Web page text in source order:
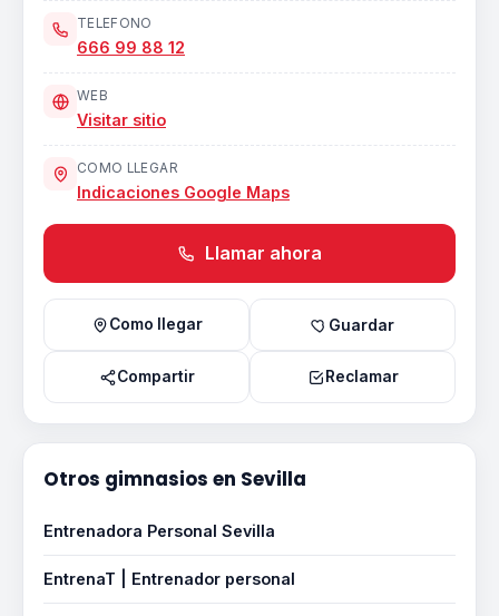
TELEFONO
666 99 88 12
WEB
Visitar sitio
COMO LLEGAR
Indicaciones Google Maps
Llamar ahora
Como llegar Guardar
Compartir Reclamar
Otros gimnasios en Sevilla
Entrenadora Personal Sevilla
EntrenaT | Entrenador personal